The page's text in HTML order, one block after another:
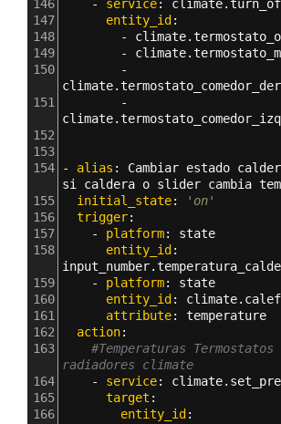
146
- service:
147
entity_id
148
-
149
-
150
151
152
153
154
- alias : Cambiar estado
si caldera o slider cambia
155
  initial_state
:
'on'
156
  trigger
:
157
- platform: state
158
entity_id
159
- platform: state
160
entity_id :
161
attribute: temperature
162
  action
:
163
#Temperaturas
radiadores climate
164
- service:
165
target :
166
entity_id